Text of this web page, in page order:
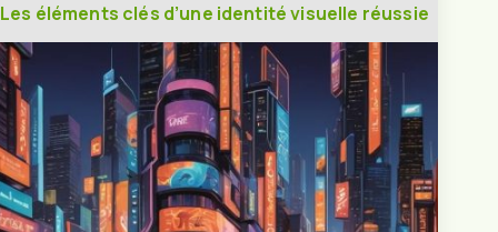
Les éléments clés d’une identité visuelle réussie